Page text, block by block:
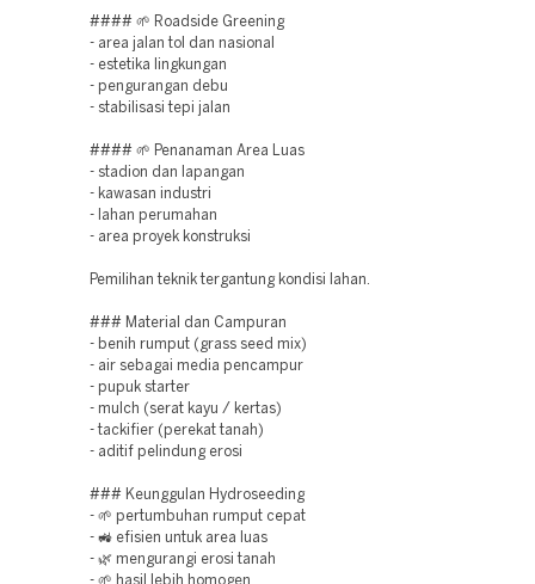
#### 🌱 Roadside Greening
- area jalan tol dan nasional
- estetika lingkungan
- pengurangan debu
- stabilisasi tepi jalan
#### 🌱 Penanaman Area Luas
- stadion dan lapangan
- kawasan industri
- lahan perumahan
- area proyek konstruksi
Pemilihan teknik tergantung kondisi lahan.
### Material dan Campuran
- benih rumput (grass seed mix)
- air sebagai media pencampur
- pupuk starter
- mulch (serat kayu / kertas)
- tackifier (perekat tanah)
- aditif pelindung erosi
### Keunggulan Hydroseeding
- 🌱 pertumbuhan rumput cepat
- 🚜 efisien untuk area luas
- 🌿 mengurangi erosi tanah
- 🌱 hasil lebih homogen